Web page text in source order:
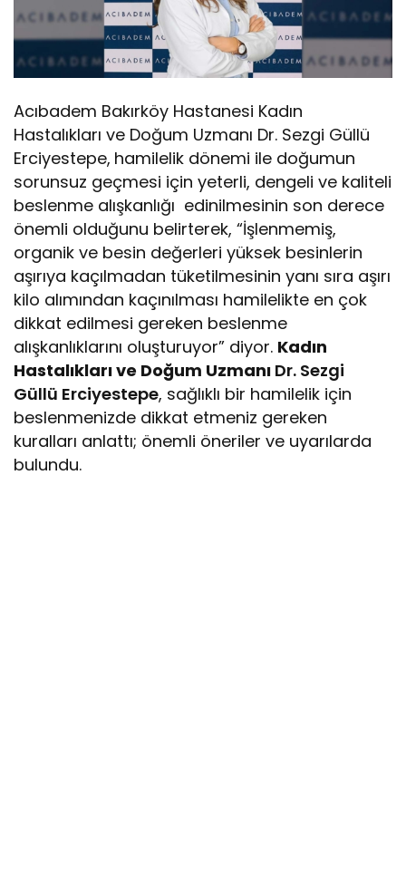
Acıbadem Bakırköy Hastanesi Kadın
Hastalıkları ve Doğum Uzmanı Dr. Sezgi Güllü
Erciyestepe, hamilelik dönemi ile doğumun
sorunsuz geçmesi için yeterli, dengeli ve kaliteli
beslenme alışkanlığı edinilmesinin son derece
önemli olduğunu belirterek, “İşlenmemiş,
organik ve besin değerleri yüksek besinlerin
aşırıya kaçılmadan tüketilmesinin yanı sıra aşırı
kilo alımından kaçınılması hamilelikte en çok
dikkat edilmesi gereken beslenme
alışkanlıklarını oluşturuyor” diyor. Kadın
Hastalıkları ve Doğum Uzmanı Dr. Sezgi
Güllü Erciyestepe, sağlıklı bir hamilelik için
beslenmenizde dikkat etmeniz gereken
kuralları anlattı; önemli öneriler ve uyarılarda
bulundu.